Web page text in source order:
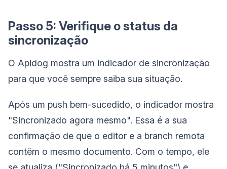
Passo 5: Verifique o status da
sincronização
O Apidog mostra um indicador de sincronização
para que você sempre saiba sua situação.
Após um push bem-sucedido, o indicador mostra
"Sincronizado agora mesmo". Essa é a sua
confirmação de que o editor e a branch remota
contêm o mesmo documento. Com o tempo, ele